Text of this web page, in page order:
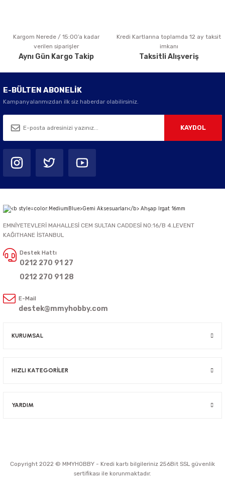
Gönder
Kargom Nerede / 15:00’a kadar
verilen siparişler
Aynı Gün Kargo Takip
Kredi Kartlarına toplamda 12 ay taksit
imkanı
Taksitli Alışveriş
E-BÜLTEN ABONELİK
Kampanyalarımızdan ilk siz haberdar olabilirsiniz.
KAYDOL
EMNİYETEVLERİ MAHALLESİ CEM SULTAN CADDESİ NO:16/B 4.LEVENT
KAĞITHANE İSTANBUL
Destek Hattı
0212 270 91 27
0212 270 91 28
E-Mail
destek@mmyhobby.com
KURUMSAL
HIZLI KATEGORİLER
YARDIM
Copyright 2022 © MMYHOBBY - Kredi kartı bilgileriniz 256Bit SSL güvenlik
sertifikası ile korunmaktadır.